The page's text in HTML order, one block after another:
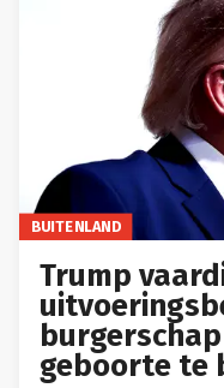
BUITENLAND
Trump
geboorte te